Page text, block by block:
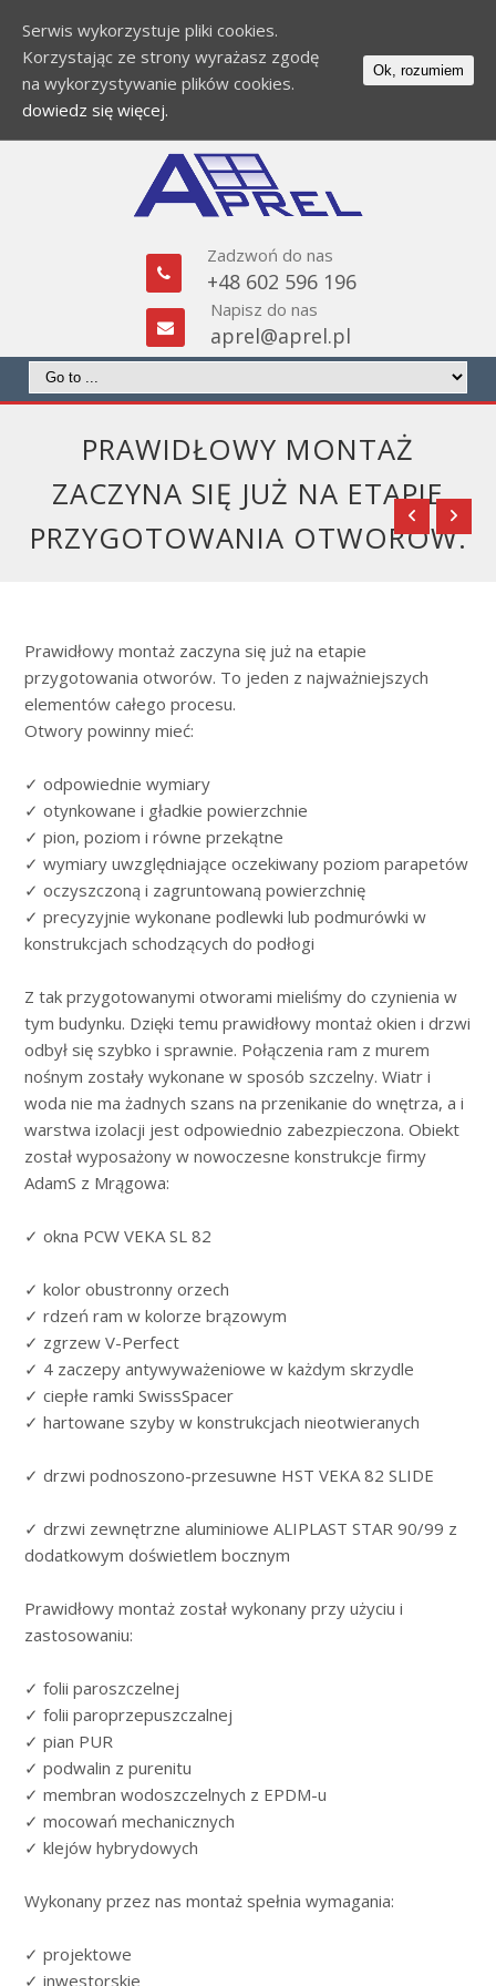
Zadzwoń do nas
+48 602 596 196
Napisz do nas
aprel@aprel.pl
PRAWIDŁOWY MONTAŻ
ZACZYNA SIĘ JUŻ NA ETAPIE
PRZYGOTOWANIA OTWORÓW.
Prawidłowy montaż zaczyna się już na etapie
przygotowania otworów. To jeden z najważniejszych
elementów całego procesu.
Otwory powinny mieć:
✓ odpowiednie wymiary
✓ otynkowane i gładkie powierzchnie
✓ pion, poziom i równe przekątne
✓ wymiary uwzględniające oczekiwany poziom parapetów
✓ oczyszczoną i zagruntowaną powierzchnię
✓ precyzyjnie wykonane podlewki lub podmurówki w
konstrukcjach schodzących do podłogi
Z tak przygotowanymi otworami mieliśmy do czynienia w
tym budynku. Dzięki temu prawidłowy montaż okien i drzwi
odbył się szybko i sprawnie. Połączenia ram z murem
nośnym zostały wykonane w sposób szczelny. Wiatr i
woda nie ma żadnych szans na przenikanie do wnętrza, a i
warstwa izolacji jest odpowiednio zabezpieczona. Obiekt
został wyposażony w nowoczesne konstrukcje firmy
AdamS z Mrągowa:
✓ okna PCW VEKA SL 82
✓ kolor obustronny orzech
✓ rdzeń ram w kolorze brązowym
✓ zgrzew V-Perfect
✓ 4 zaczepy antywyważeniowe w każdym skrzydle
✓ ciepłe ramki SwissSpacer
✓ hartowane szyby w konstrukcjach nieotwieranych
✓ drzwi podnoszono-przesuwne HST VEKA 82 SLIDE
✓ drzwi zewnętrzne aluminiowe ALIPLAST STAR 90/99 z
dodatkowym doświetlem bocznym
Prawidłowy montaż został wykonany przy użyciu i
zastosowaniu:
✓ folii paroszczelnej
✓ folii paroprzepuszczalnej
✓ pian PUR
✓ podwalin z purenitu
✓ membran wodoszczelnych z EPDM-u
✓ mocowań mechanicznych
✓ klejów hybrydowych
Wykonany przez nas montaż spełnia wymagania:
✓ projektowe
✓ inwestorskie
Serwis wykorzystuje pliki cookies.
Korzystając ze strony wyrażasz zgodę
na wykorzystywanie plików cookies.
dowiedz się więcej.
Ok, rozumiem